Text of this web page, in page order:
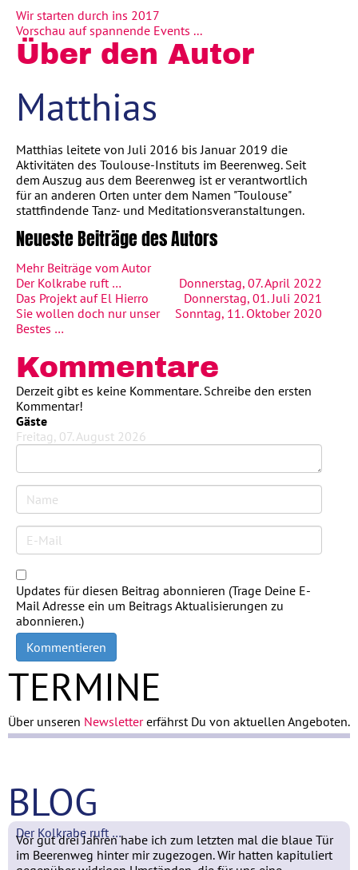
Wir starten durch ins 2017
Vorschau auf spannende Events ...
Über den Autor
Matthias
Matthias leitete von Juli 2016 bis Januar 2019 die
Aktivitäten des Toulouse-Instituts im Beerenweg. Seit
dem Auszug aus dem Beerenweg ist er verantwortlich
für an anderen Orten unter dem Namen "Toulouse"
stattfindende Tanz- und Meditationsveranstaltungen.
Neueste Beiträge des Autors
Mehr Beiträge vom Autor
Donnerstag, 07. April 2022
Der Kolkrabe ruft …
Donnerstag, 01. Juli 2021
Das Projekt auf El Hierro
Sonntag, 11. Oktober 2020
Sie wollen doch nur unser
Bestes …
Kommentare
Derzeit gibt es keine Kommentare. Schreibe den ersten
Kommentar!
Gäste
Freitag, 07. August 2026
Updates für diesen Beitrag abonnieren (Trage Deine E-
Mail Adresse ein um Beitrags Aktualisierungen zu
abonnieren.)
Kommentieren
TERMINE
Über unseren Newslettererfährst Du von aktuellen Angeboten.
BLOG
Der Kolkrabe ruft …
Vor gut drei Jahren habe ich zum letzten mal die blaue Tür
im Beerenweg hinter mir zugezogen. Wir hatten kapituliert